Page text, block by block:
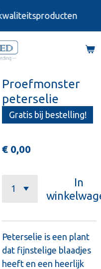
Proefmonster
peterselie
Gratis bij bestelling!
€ 0,00
In
Peterselie is een plant
dat fijnstelige blaadjes
heeft en een heerlijk